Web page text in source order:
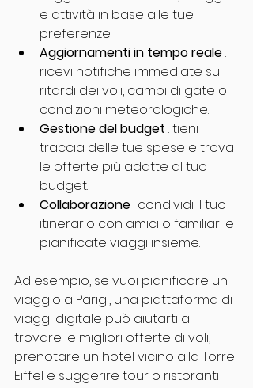
e attività in base alle tue
preferenze.
Aggiornamenti in tempo reale :
ricevi notifiche immediate su
ritardi dei voli, cambi di gate o
condizioni meteorologiche.
Gestione del budget : tieni
traccia delle tue spese e trova
le offerte più adatte al tuo
budget.
Collaborazione : condividi il tuo
itinerario con amici o familiari e
pianificate viaggi insieme.
Ad esempio, se vuoi pianificare un
viaggio a Parigi, una piattaforma di
viaggi digitale può aiutarti a
trovare le migliori offerte di voli,
prenotare un hotel vicino alla Torre
Eiffel e suggerire tour o ristoranti